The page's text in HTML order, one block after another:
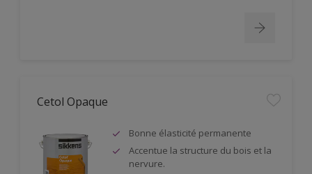
Cetol Opaque
Bonne élasticité permanente
Accentue la structure du bois et la
nervure.